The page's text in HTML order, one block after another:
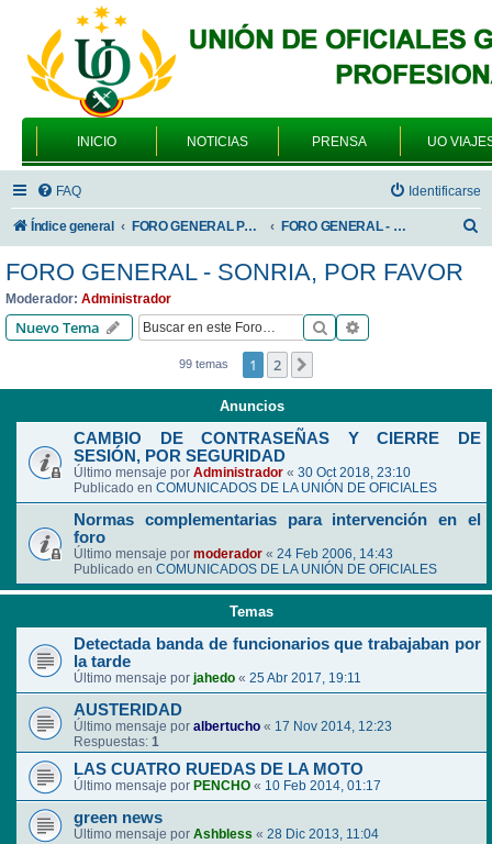
INICIO NOTICIAS PRENSA UO
FAQ Identificarse
Índice general FORO GENERAL PARA TODOS LOS USUARIOS FORO GENERAL - SONRIA, POR FAVOR
FORO GENERAL - SONRIA, POR FAVOR
Moderador: Administrador
Nuevo Tema Buscar
99 temas 1 2
Anuncios
CAMBIO DE CONTRASEÑAS Y CIERRE DE
SESIÓN, POR SEGURIDAD
Último mensaje por Administrador « 30 Oct 2018, 23:10
Publicado en COMUNICADOS DE LA UNIÓN DE OFICIALES
Normas complementarias para intervención en el
foro
Último mensaje por moderador « 24 Feb 2006, 14:43
Publicado en COMUNICADOS DE LA UNIÓN DE OFICIALES
Temas
Detectada banda de funcionarios que trabajaban por
la tarde
Último mensaje por jahedo « 25 Abr 2017, 19:11
AUSTERIDAD
Último mensaje por albertucho « 17 Nov 2014, 12:23
Respuestas: 1
LAS CUATRO RUEDAS DE LA MOTO
Último mensaje por PENCHO « 10 Feb 2014, 01:17
green news
Último mensaje por Ashbless « 28 Dic 2013, 11:04